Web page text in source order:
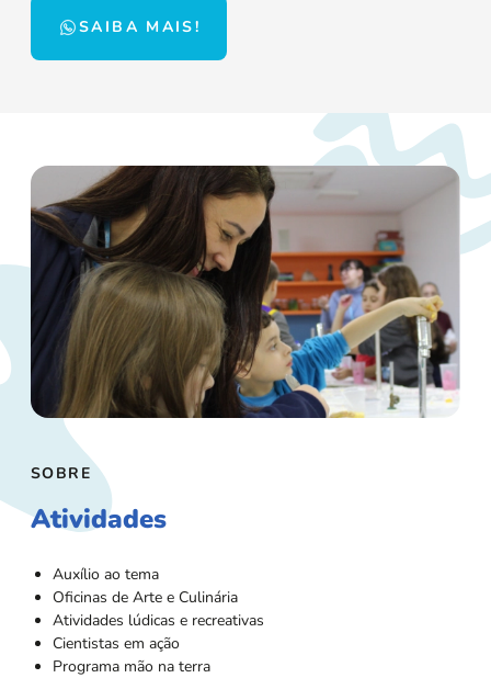
SAIBA MAIS!
SOBRE
Atividades
Auxílio ao tema
Oficinas de Arte e Culinária
Atividades lúdicas e recreativas
Cientistas em ação
Programa mão na terra